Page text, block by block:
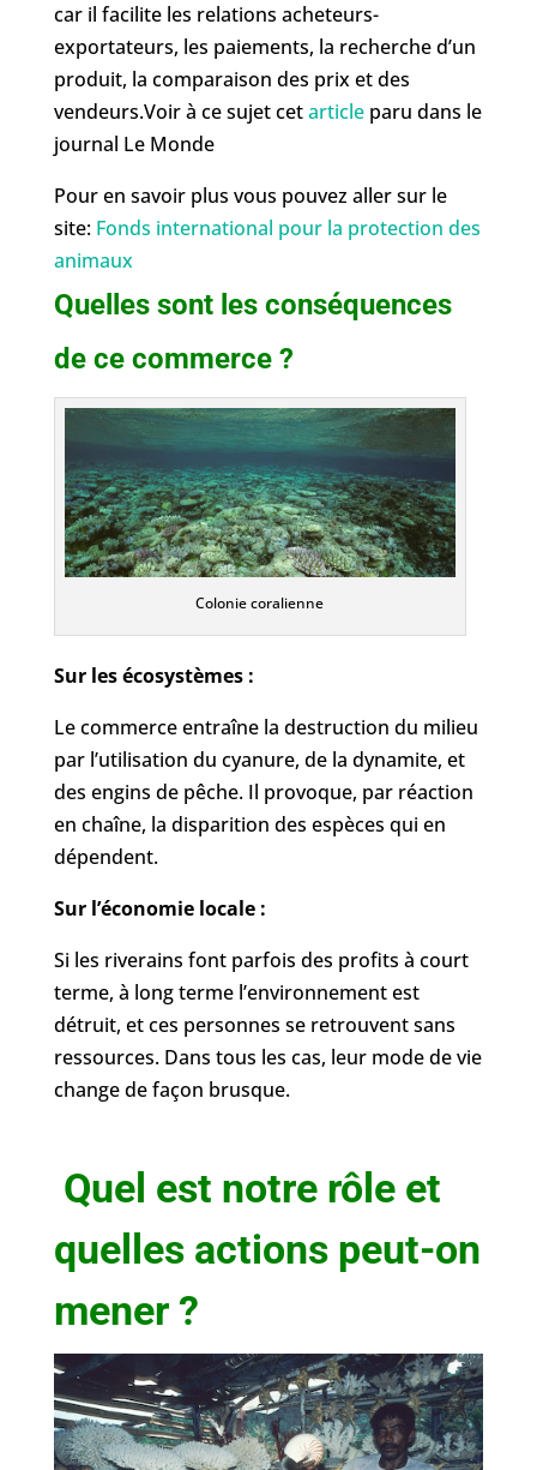
car il facilite les relations acheteurs-
exportateurs, les paiements, la recherche d’un
produit, la comparaison des prix et des
vendeurs.Voir à ce sujet cetarticleparu dans le
journal Le Monde
Pour en savoir plus vous pouvez aller sur le
site: Fonds international pour la protection des
animaux
Quelles sont les conséquences
de ce commerce ?
Colonie coralienne
Sur les écosystèmes :
Le commerce entraîne la destruction du milieu
par l’utilisation du cyanure, de la dynamite, et
des engins de pêche. Il provoque, par réaction
en chaîne, la disparition des espèces qui en
dépendent.
Sur l’économie locale :
Si les riverains font parfois des profits à court
terme, à long terme l’environnement est
détruit, et ces personnes se retrouvent sans
ressources. Dans tous les cas, leur mode de vie
change de façon brusque.
Quel est notre rôle et
quelles actions peut-on
mener ?